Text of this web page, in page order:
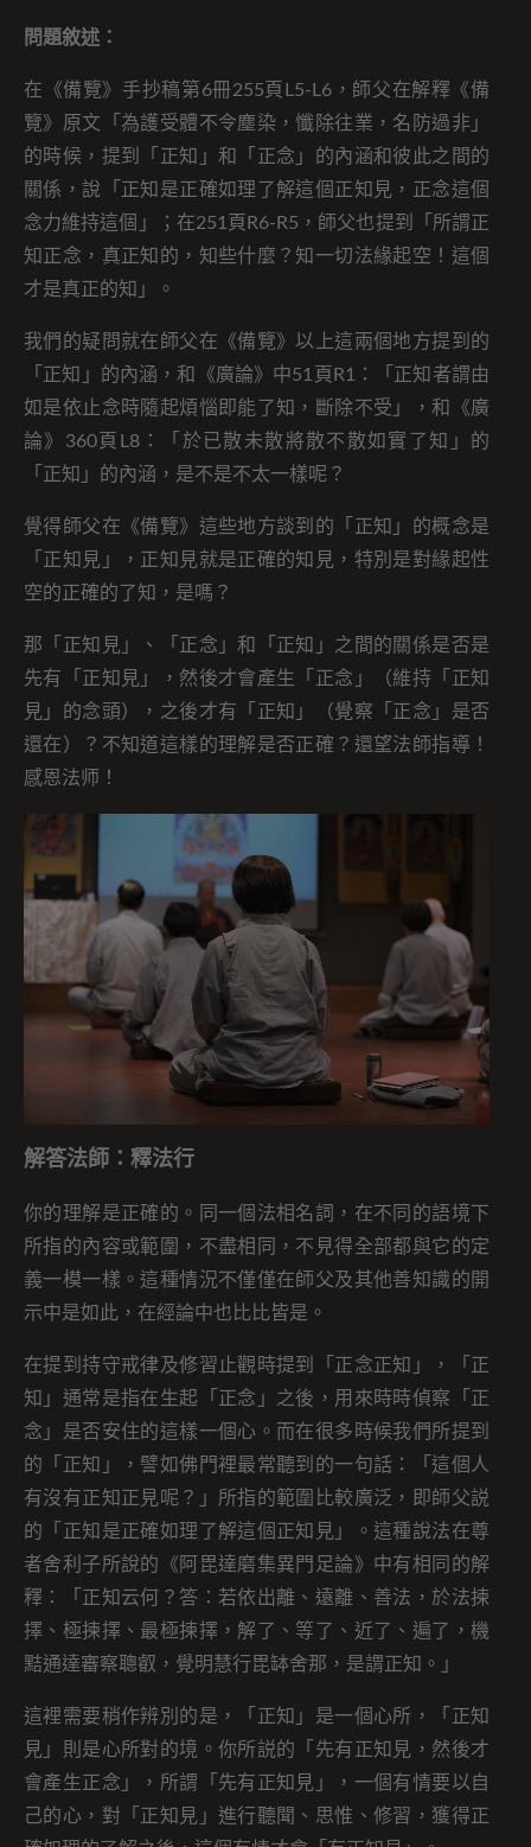
問題敘述：
在《備覽》手抄稿第6冊255頁L5-L6，師父在解釋《備
覽》原文「為護受體不令塵染，懺除往業，名防過非」
的時候，提到「正知」和「正念」的內涵和彼此之間的
關係，說「正知是正確如理了解這個正知見，正念這個
念力維持這個」；在251頁R6-R5，師父也提到「所謂正
知正念，真正知的，知些什麼？知一切法緣起空！這個
才是真正的知」。
我們的疑問就在師父在《備覽》以上這兩個地方提到的
「正知」的內涵，和《廣論》中51頁R1：「正知者謂由
如是依止念時隨起煩惱即能了知，斷除不受」，和《廣
論》360頁L8：「於已散未散將散不散如實了知」的
「正知」的內涵，是不是不太一樣呢？
覺得師父在《備覽》這些地方談到的「正知」的概念是
「正知見」，正知見就是正確的知見，特別是對緣起性
空的正確的了知，是嗎？
那「正知見」、「正念」和「正知」之間的關係是否是
先有「正知見」，然後才會產生「正念」（維持「正知
見」的念頭），之後才有「正知」（覺察「正念」是否
還在）？不知道這樣的理解是否正確？還望法師指導！
感恩法师！
解答法師：釋法行
你的理解是正確的。同一個法相名詞，在不同的語境下
所指的內容或範圍，不盡相同，不見得全部都與它的定
義一模一樣。這種情況不僅僅在師父及其他善知識的開
示中是如此，在經論中也比比皆是。
在提到持守戒律及修習止觀時提到「正念正知」，「正
知」通常是指在生起「正念」之後，用來時時偵察「正
念」是否安住的這樣一個心。而在很多時候我們所提到
的「正知」，譬如佛門裡最常聽到的一句話：「這個人
有沒有正知正見呢？」所指的範圍比較廣泛，即師父説
的「正知是正確如理了解這個正知見」。這種說法在尊
者舍利子所說的《阿毘達磨集異門足論》中有相同的解
釋：「正知云何？答：若依出離、遠離、善法，於法揀
擇、極揀擇、最極揀擇，解了、等了、近了、遍了，機
黠通達審察聰叡，覺明慧行毘缽舍那，是謂正知。」
這裡需要稍作辨別的是，「正知」是一個心所，「正知
見」則是心所對的境。你所説的「先有正知見，然後才
會產生正念」，所謂「先有正知見」，一個有情要以自
己的心，對「正知見」進行聽聞、思惟、修習，獲得正